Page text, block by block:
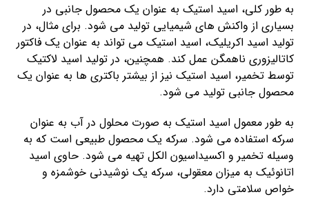
به طور کلی، اسید استیک به عنوان یک محصول جانبی در
بسیاری از واکنش های شیمیایی تولید می شود. برای مثال، در
تولید اسید اکریلیک، اسید استیک می تواند به عنوان یک فاکتور
کاتالیزوری ناهمگن عمل کند. همچنین، در تولید اسید لاکتیک
توسط تخمیر، اسید استیک نیز از بیشتر باکتری ها به عنوان یک
محصول جانبی تولید می شود.
به طور معمول اسید استیک به صورت محلول در آب به عنوان
سرکه استفاده می شود. سرکه یک محصول طبیعی است که به
وسیله تخمیر و اکسیداسیون الکل تهیه می شود. حاوی اسید
اتانوئیک به میزان معقولی، سرکه یک نوشیدنی خوشمزه و
خواص سلامتی دارد.